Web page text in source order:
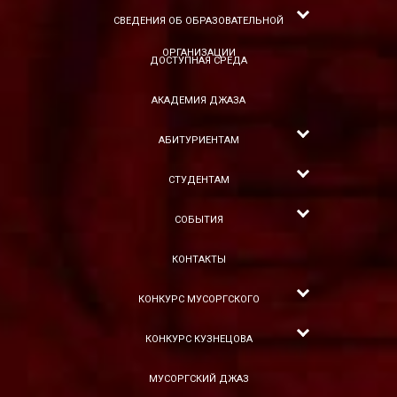
СВЕДЕНИЯ ОБ ОБРАЗОВАТЕЛЬНОЙ
ОРГАНИЗАЦИИ
ДОСТУПНАЯ СРЕДА
АКАДЕМИЯ ДЖАЗА
АБИТУРИЕНТАМ
СТУДЕНТАМ
СОБЫТИЯ
КОНТАКТЫ
КОНКУРС МУСОРГСКОГО
КОНКУРС КУЗНЕЦОВА
МУСОРГСКИЙ ДЖАЗ